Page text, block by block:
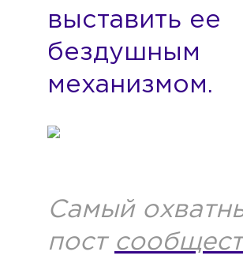
выставить ее
бездушным
механизмом.
Самый
пост